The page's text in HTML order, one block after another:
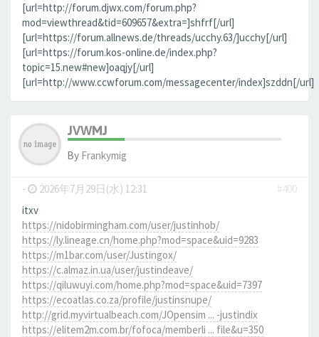
[url=http://forum.djwx.com/forum.php?
mod=viewthread&tid=609657&extra=]shfrf[/url]
[url=https://forum.allnews.de/threads/ucchy.63/]ucchy[/url]
[url=https://forum.kos-online.de/index.php?
topic=15.new#new]oaqjy[/url]
[url=http://www.ccwforum.com/messagecenter/index]szddn[/url]
JVWMJ
By Frankymig
- 2026年7月29日(水) 12:31
#400
itxv
https://nidobirmingham.com/user/justinhob/
https://ly.lineage.cn/home.php?mod=space&uid=9283
https://m1bar.com/user/Justingox/
https://c.almaz.in.ua/user/justindeave/
https://qiluwuyi.com/home.php?mod=space&uid=7397
https://ecoatlas.co.za/profile/justinsnupe/
http://grid.myvirtualbeach.com/JOpensim ... -justindix
https://elitem2m.com.br/fofoca/memberli ... file&u=350